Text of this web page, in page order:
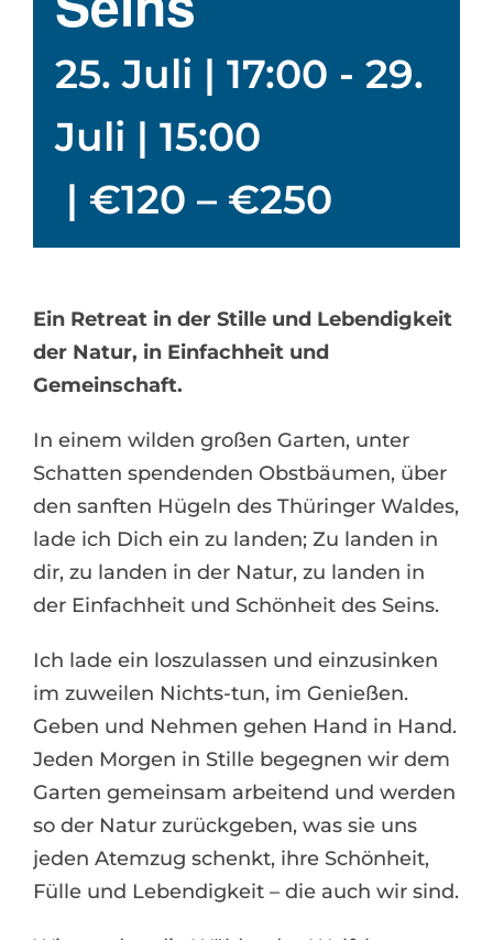
25. Juli | 17:00 - 29.
Juli | 15:00
| €120 – €250
Ein Retreat in der Stille und Lebendigkeit
der Natur, in Einfachheit und
Gemeinschaft.
In einem wilden großen Garten, unter
Schatten spendenden Obstbäumen, über
den sanften Hügeln des Thüringer Waldes,
lade ich Dich ein zu landen; Zu landen in
dir, zu landen in der Natur, zu landen in
der Einfachheit und Schönheit des Seins.
Ich lade ein loszulassen und einzusinken
im zuweilen Nichts-tun, im Genießen.
Geben und Nehmen gehen Hand in Hand.
Jeden Morgen in Stille begegnen wir dem
Garten gemeinsam arbeitend und werden
so der Natur zurückgeben, was sie uns
jeden Atemzug schenkt, ihre Schönheit,
Fülle und Lebendigkeit – die auch wir sind.